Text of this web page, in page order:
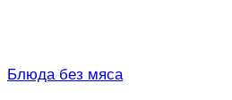
Блюда без мяса